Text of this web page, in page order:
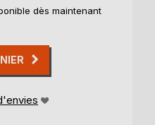
dès maintenant